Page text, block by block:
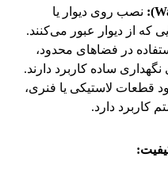
نصب روی دیوار یا
که از دیوار عبور می‌کنند.
در فضاهای محدود،
ساده کاربرد دارند.
قطعات لاستیکی یا فنری،
کاربرد دارد.